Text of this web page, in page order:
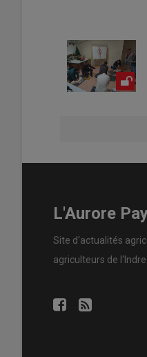
L'Aurore
Site d'actualités
agriculteurs de l'Indre.